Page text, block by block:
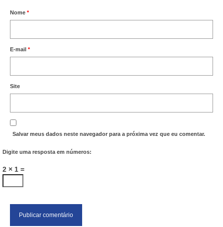
Nome *
E-mail *
Site
Salvar meus dados neste navegador para a próxima vez que eu comentar.
Digite uma resposta em números:
2 × 1 =